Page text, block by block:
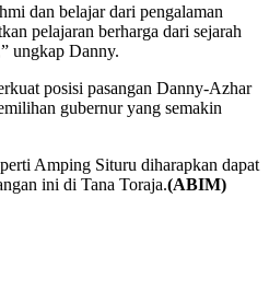
dan belajar dari pengalaman
pelajaran berharga dari sejarah
ungkap Danny.
posisi pasangan Danny-Azhar
gubernur yang semakin
Amping Situru diharapkan dapat
ini di Tana Toraja.(ABIM)